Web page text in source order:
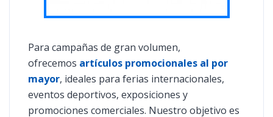
Para campañas de gran volumen,
ofrecemos artículos promocionales al por
mayor, ideales para ferias internacionales,
eventos deportivos, exposiciones y
promociones comerciales. Nuestro objetivo es